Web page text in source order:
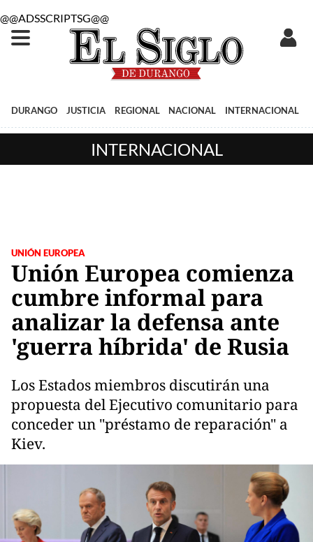
@@ADSSCRIPTSG@@
DURANGO JUSTICIA REGIONAL NACIONAL INTERNACIONAL
INTERNACIONAL
UNIÓN EUROPEA
Unión Europea comienza
cumbre informal para
analizar la defensa ante
'guerra híbrida' de Rusia
Los Estados miembros discutirán una
propuesta del Ejecutivo comunitario para
conceder un "préstamo de reparación" a
Kiev.